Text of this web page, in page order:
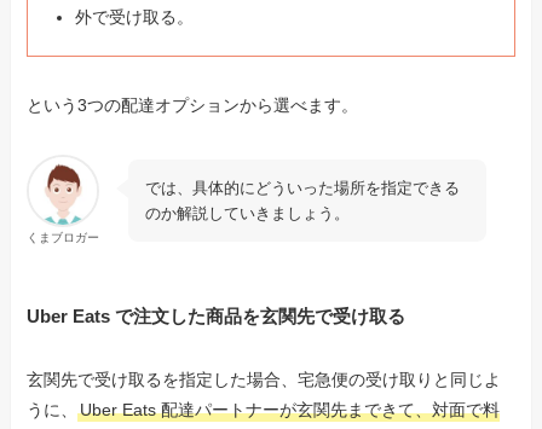
外で受け取る。
という3つの配達オプションから選べます。
くまブロガー
では、具体的にどういった場所を指定できる
のか解説していきましょう。
Uber Eats で注文した商品を玄関先で受け取る
玄関先で受け取るを指定した場合、宅急便の受け取りと同じよ
うに、Uber Eats 配達パートナーが玄関先まできて、対面で料